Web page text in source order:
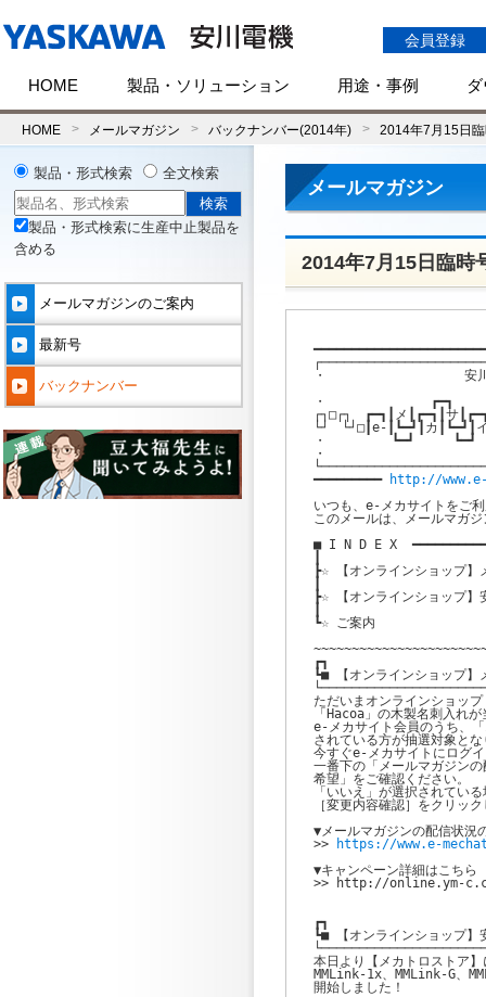
会員登録
HOME 製品・ソリューション 用途・事例
HOME メールマガジン バックナンバー(2014年) 2014年7月15日
メールマガジン
2014年7月15日臨時
・　　　　　　　　　　 安
・　　　　　　　　┏━┓　
┌┐□┌┐　┏━┓┃メ┃┏━┓┃サ
└┘　└┘□┃e-┃┗━┛┃カ┃┗━┛┃
・　　　　　┗━┛　　　┗━┛
・　　　　　　　　　　
━━━━━━━━━ http://
いつも、e-メカサイトをご
このメールは、メールマガ
■ I N D E X
┣☆ 【オンラインショップ】
┣☆ 【オンラインショップ】
┗☆ ご案内
┏┓
┗■ 【オンラインショップ】
ただいまオンラインショッ
「Hacoa」の木製名刺入れ
e-メカサイト会員のうち、
されている方が抽選対象と
今すぐe-メカサイトにログ
一番下の「メールマガジン
希望」をご確認ください。
「いいえ」が選択されてい
［変更内容確認］をクリッ
▼メールマガジンの配信状況
>>
▼キャンペーン詳細はこちら
>> http://online.ym-
┏┓
┗■ 【オンラインショップ】
本日より【メカトロストア
MMLink-1x、MMLink-G、
開始しました！
製品・形式検索 全文検索
製品・形式検索に生産中止製品を
含める
メールマガジンのご案内
最新号
バックナンバー